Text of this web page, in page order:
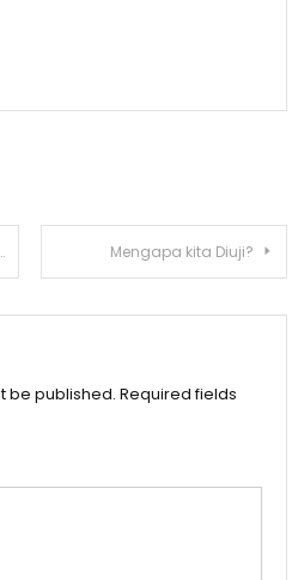
Mengapa kita Diuji?
be published. Required fields